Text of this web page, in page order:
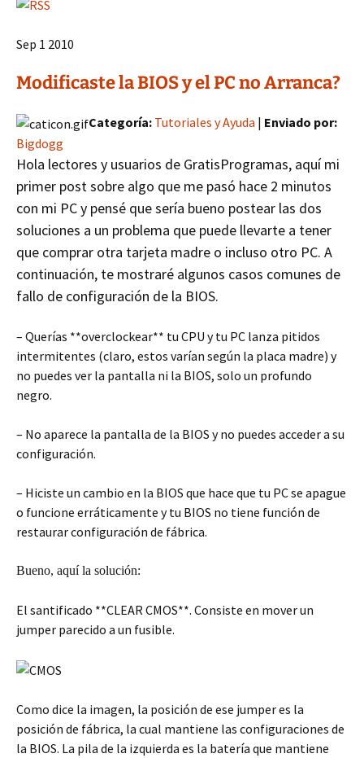
Sep 1 2010
Modificaste la BIOS y el PC no Arranca?
Categoría: Tutoriales y Ayuda | Enviado por:
Bigdogg
Hola lectores y usuarios de GratisProgramas, aquí mi
primer post sobre algo que me pasó hace 2 minutos
con mi PC y pensé que sería bueno postear las dos
soluciones a un problema que puede llevarte a tener
que comprar otra tarjeta madre o incluso otro PC. A
continuación, te mostraré algunos casos comunes de
fallo de configuración de la BIOS.
– Querías **overclockear** tu CPU y tu PC lanza pitidos
intermitentes (claro, estos varían según la placa madre) y
no puedes ver la pantalla ni la BIOS, solo un profundo
negro.
– No aparece la pantalla de la BIOS y no puedes acceder a su
configuración.
– Hiciste un cambio en la BIOS que hace que tu PC se apague
o funcione erráticamente y tu BIOS no tiene función de
restaurar configuración de fábrica.
Bueno, aquí la solución:
El santificado **CLEAR CMOS**. Consiste en mover un
jumper parecido a un fusible.
Como dice la imagen, la posición de ese jumper es la
posición de fábrica, la cual mantiene las configuraciones de
la BIOS. La pila de la izquierda es la batería que mantiene